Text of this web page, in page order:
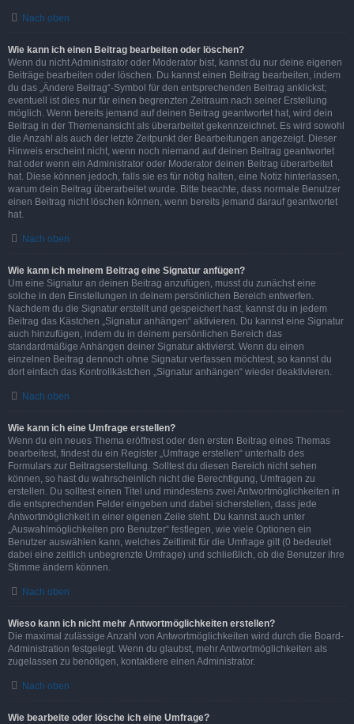
Nach oben
Wie kann ich einen Beitrag bearbeiten oder löschen?
Wenn du nicht Administrator oder Moderator bist, kannst du nur deine eigenen
Beiträge bearbeiten oder löschen. Du kannst einen Beitrag bearbeiten, indem
du das „Ändere Beitrag“-Symbol für den entsprechenden Beitrag anklickst;
eventuell ist dies nur für einen begrenzten Zeitraum nach seiner Erstellung
möglich. Wenn bereits jemand auf deinen Beitrag geantwortet hat, wird dein
Beitrag in der Themenansicht als überarbeitet gekennzeichnet. Es wird sowohl
die Anzahl als auch der letzte Zeitpunkt der Bearbeitungen angezeigt. Dieser
Hinweis erscheint nicht, wenn noch niemand auf deinen Beitrag geantwortet
hat oder wenn ein Administrator oder Moderator deinen Beitrag überarbeitet
hat. Diese können jedoch, falls sie es für nötig halten, eine Notiz hinterlassen,
warum dein Beitrag überarbeitet wurde. Bitte beachte, dass normale Benutzer
einen Beitrag nicht löschen können, wenn bereits jemand darauf geantwortet
hat.
Nach oben
Wie kann ich meinem Beitrag eine Signatur anfügen?
Um eine Signatur an deinen Beitrag anzufügen, musst du zunächst eine
solche in den Einstellungen in deinem persönlichen Bereich entwerfen.
Nachdem du die Signatur erstellt und gespeichert hast, kannst du in jedem
Beitrag das Kästchen „Signatur anhängen“ aktivieren. Du kannst eine Signatur
auch hinzufügen, indem du in deinem persönlichen Bereich das
standardmäßige Anhängen deiner Signatur aktivierst. Wenn du einen
einzelnen Beitrag dennoch ohne Signatur verfassen möchtest, so kannst du
dort einfach das Kontrollkästchen „Signatur anhängen“ wieder deaktivieren.
Nach oben
Wie kann ich eine Umfrage erstellen?
Wenn du ein neues Thema eröffnest oder den ersten Beitrag eines Themas
bearbeitest, findest du ein Register „Umfrage erstellen“ unterhalb des
Formulars zur Beitragserstellung. Solltest du diesen Bereich nicht sehen
können, so hast du wahrscheinlich nicht die Berechtigung, Umfragen zu
erstellen. Du solltest einen Titel und mindestens zwei Antwortmöglichkeiten in
die entsprechenden Felder eingeben und dabei sicherstellen, dass jede
Antwortmöglichkeit in einer eigenen Zeile steht. Du kannst auch unter
„Auswahlmöglichkeiten pro Benutzer“ festlegen, wie viele Optionen ein
Benutzer auswählen kann, welches Zeitlimit für die Umfrage gilt (0 bedeutet
dabei eine zeitlich unbegrenzte Umfrage) und schließlich, ob die Benutzer ihre
Stimme ändern können.
Nach oben
Wieso kann ich nicht mehr Antwortmöglichkeiten erstellen?
Die maximal zulässige Anzahl von Antwortmöglichkeiten wird durch die Board-
Administration festgelegt. Wenn du glaubst, mehr Antwortmöglichkeiten als
zugelassen zu benötigen, kontaktiere einen Administrator.
Nach oben
Wie bearbeite oder lösche ich eine Umfrage?